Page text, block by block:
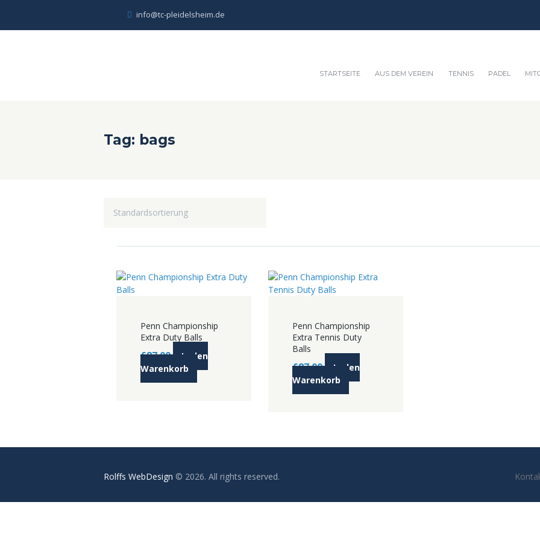
info@tc-pleidelsheim.de
STARTSEITE AUS DEM VEREIN TENNIS PADEL
Tag: bags
Penn Championship
Extra Duty Balls
£87.00
In den
Warenkorb
Penn Championship
Extra Tennis Duty
Balls
£87.00
In den
Warenkorb
Rolffs WebDesign © 2026. All rights reserved.